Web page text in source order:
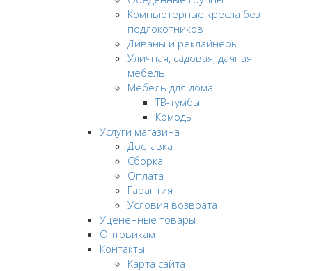
Компьютерные кресла без
подлокотников
Диваны и реклайнеры
Уличная, садовая, дачная
мебель
Мебель для дома
ТВ-тумбы
Комоды
Услуги магазина
Доставка
Сборка
Оплата
Гарантия
Условия возврата
Уцененные товары
Оптовикам
Контакты
Карта сайта